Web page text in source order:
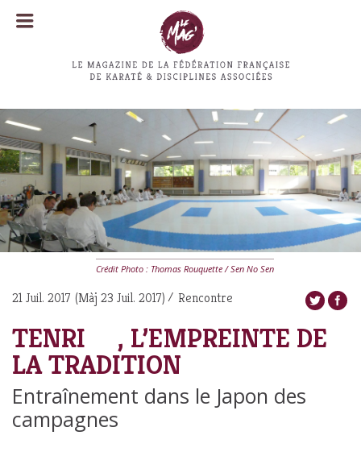
Crédit Photo : Thomas Rouquette / Sen No Sen
21 Juil. 2017 (Màj 23 Juil. 2017) Rencontre
TENRI , L’EMPREINTE DE
LA TRADITION
Entraînement dans le Japon des
campagnes